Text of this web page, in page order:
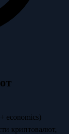
economics)
криптовалют,